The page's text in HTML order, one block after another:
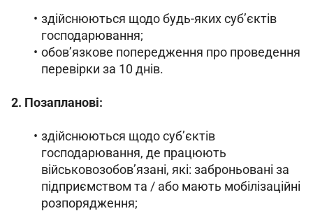
здійснюються щодо будь-яких суб’єктів
господарювання;
обов’язкове попередження про проведення
перевірки за 10 днів.
2. Позапланові:
здійснюються щодо суб’єктів
господарювання, де працюють
військовозобов’язані, які: заброньовані за
підприємством та / або мають мобілізаційні
розпорядження;